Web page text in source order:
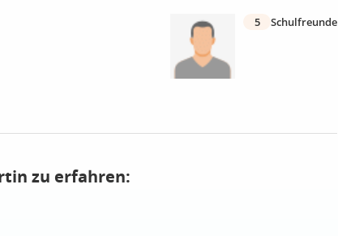
5 Schulfreunde
zu erfahren: